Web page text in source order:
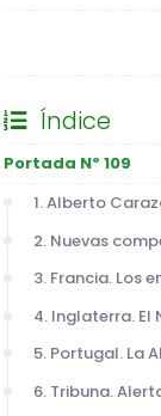
Índice
Portada Nº 109
1. Alberto
2. Nuevas
3. Francia. Los
4. Inglaterra. El
5. Portugal. La
6. Tribuna.